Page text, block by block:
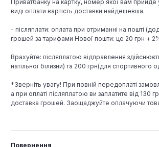
Приватбанку на картку, номер якої вам
виді оплати вартість доставки найдешевша.
- післяплати: оплата при отриманні на пошті
грошей за тарифами Нової пошти: це 20 грн +
Врахуйте: післяплатою відправлення
натільної білизни) та 200 грн(для спортивного
*Зверніть увагу! При повній передоплаті
а при оплаті післяплатою ви заплатите від 130
доставка грошей. Заощаджуйте оплачуючи
Повернення